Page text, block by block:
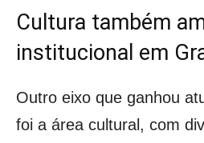
Cultura também
institucional em
Outro eixo que ganhou
foi a área cultural, com